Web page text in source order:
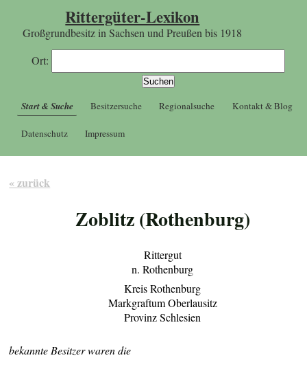
Rittergüter-Lexikon
Großgrundbesitz in Sachsen und Preußen bis 1918
Ort:
Start & Suche Besitzersuche Regionalsuche Kontakt & Blog
Datenschutz Impressum
« zurück
Zoblitz (Rothenburg)
Rittergut
n. Rothenburg
Kreis Rothenburg
Markgraftum Oberlausitz
Provinz Schlesien
bekannte Besitzer waren die